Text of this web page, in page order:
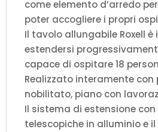
come elemento d’arredo
poter accogliere i propri
Il tavolo allungabile Roxell è
estendersi
capace di ospitare 18
Realizzato interamente con
nobilitato, piano con
Il sistema di estensione
telescopiche in alluminio e